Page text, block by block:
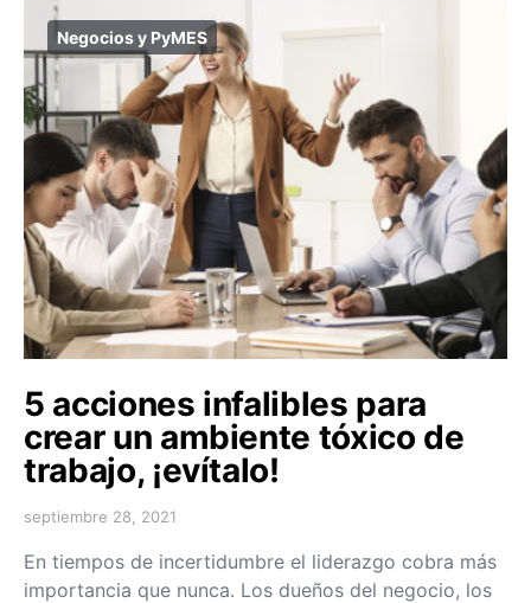
Negocios y PyMES
5 acciones infalibles para
crear un ambiente tóxico de
trabajo, ¡evítalo!
septiembre 28, 2021
En tiempos de incertidumbre el liderazgo cobra más
importancia que nunca. Los dueños del negocio, los